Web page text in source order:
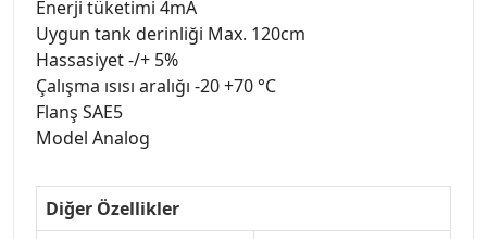
Enerji tüketimi 4mA
Uygun tank derinliği Max. 120cm
Hassasiyet -/+ 5%
Çalışma ısısı aralığı -20 +70 °C
Flanş SAE5
Model Analog
Diğer Özellikler